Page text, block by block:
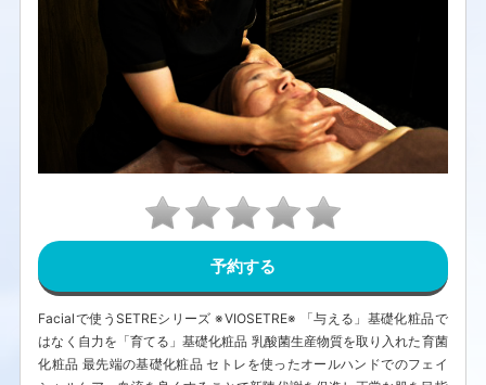
予約する
Facialで使うSETREシリーズ ※VIOSETRE※ 「与える」基礎化粧品で
はなく自力を「育てる」基礎化粧品 乳酸菌生産物質を取り入れた育菌
化粧品 最先端の基礎化粧品 セトレを使ったオールハンドでのフェイ